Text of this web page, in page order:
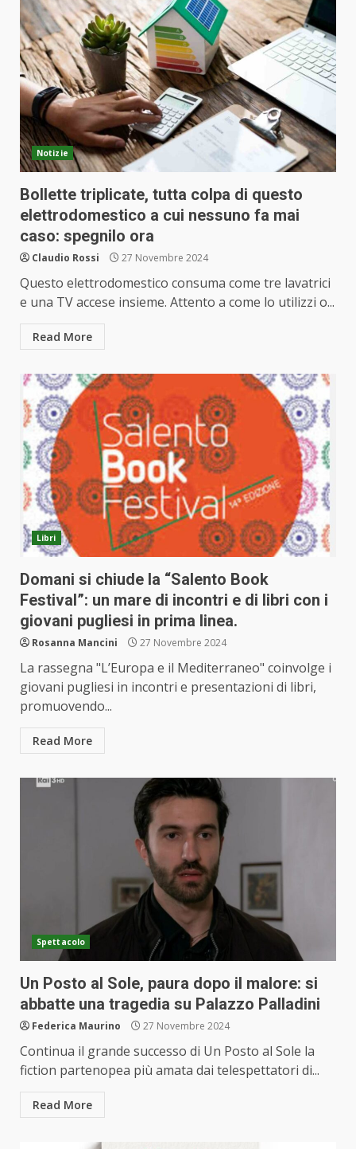
Notizie
Bollette triplicate, tutta colpa di questo
elettrodomestico a cui nessuno fa mai
caso: spegnilo ora
Claudio Rossi 27 Novembre 2024
Questo elettrodomestico consuma come tre lavatrici
e una TV accese insieme. Attento a come lo utilizzi o...
Read More
Libri
Domani si chiude la “Salento Book
Festival”: un mare di incontri e di libri con i
giovani pugliesi in prima linea.
Rosanna Mancini 27 Novembre 2024
La rassegna "L’Europa e il Mediterraneo" coinvolge i
giovani pugliesi in incontri e presentazioni di libri,
promuovendo...
Read More
Spettacolo
Un Posto al Sole, paura dopo il malore: si
abbatte una tragedia su Palazzo Palladini
Federica Maurino 27 Novembre 2024
Continua il grande successo di Un Posto al Sole la
fiction partenopea più amata dai telespettatori di...
Read More